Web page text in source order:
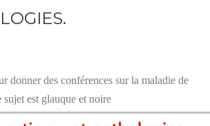
donner des conférences sur la maladie de
sujet est glauque et noire